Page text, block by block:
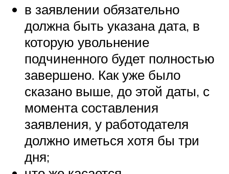
в заявлении обязательно
должна быть указана дата, в
которую увольнение
подчиненного будет полностью
завершено. Как уже было
сказано выше, до этой даты, с
момента составления
заявления, у работодателя
должно иметься хотя бы три
дня;